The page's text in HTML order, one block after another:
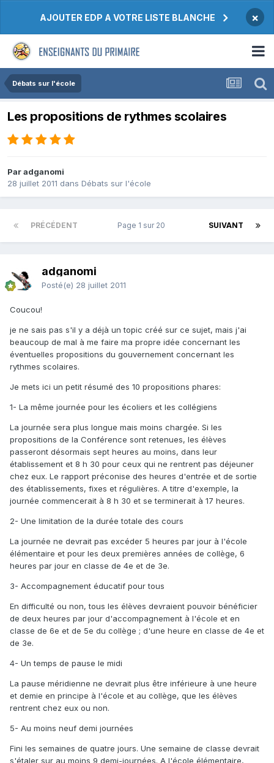
AJOUTER EDP A VOTRE LISTE BLANCHE ×
Débats sur l'école
Les propositions de rythmes scolaires
Par adganomi
28 juillet 2011 dans Débats sur l'école
PRÉCÉDENT SUIVANT
Page 1 sur 20
adganomi
Posté(e) 28 juillet 2011
Coucou!
je ne sais pas s'il y a déjà un topic créé sur ce sujet, mais j'ai
beaucoup de mal à me faire ma propre idée concernant les
éventuelles propositions du gouvernement concernant les
rythmes scolaires.
Je mets ici un petit résumé des 10 propositions phares:
1- La même journée pour les écoliers et les collégiens
La journée sera plus longue mais moins chargée. Si les
propositions de la Conférence sont retenues, les élèves
passeront désormais sept heures au moins, dans leur
établissement et 8 h 30 pour ceux qui ne rentrent pas déjeuner
chez eux. Le rapport préconise des heures d'entrée et de sortie
des établissements, fixes et régulières. A titre d'exemple, la
journée commencerait à 8 h 30 et se terminerait à 17 heures.
2- Une limitation de la durée totale des cours
La journée ne devrait pas excéder 5 heures par jour à l'école
élémentaire et pour les deux premières années de collège, 6
heures par jour en classe de 4e et de 3e.
3- Accompagnement éducatif pour tous
En difficulté ou non, tous les élèves devraient pouvoir bénéficier
de deux heures par jour d'accompagnement à l'école et en
classe de 6e et de 5e du collège ; d'une heure en classe de 4e et
de 3e.
4- Un temps de pause le midi
La pause méridienne ne devrait plus être inférieure à une heure
et demie en principe à l'école et au collège, que les élèves
rentrent chez eux ou non.
5- Au moins neuf demi journées
Fini les semaines de quatre jours. Une semaine de classe devrait
s'étaler sur au moins 9 demi-journées. A l'école élémentaire,